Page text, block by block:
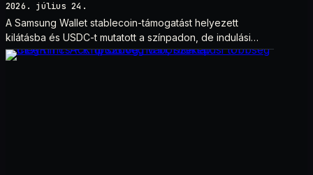
2026. július 24.
A Samsung Wallet stablecoin-támogatást helyezett
kilátásba és USDC-t mutatott a színpadon, de indulási
dátum és technikai részletek nélkül.